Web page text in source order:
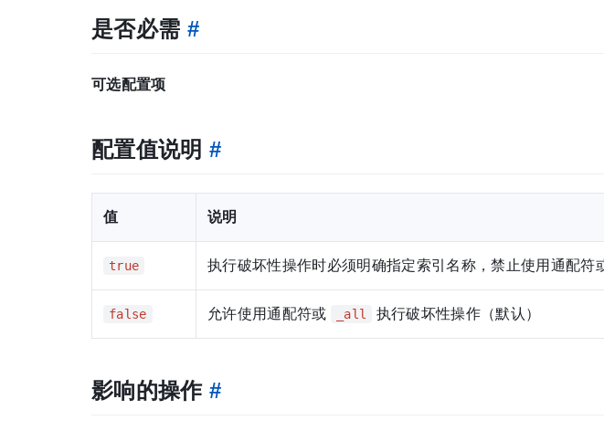
是否必需 #
可选配置项
配置值说明 #
值 说明
true 执行破坏性操作时必须明确指定索引名称，禁止使用通配符
false 允许使用通配符或 _all 执行破坏性操作（默认）
影响的操作 #